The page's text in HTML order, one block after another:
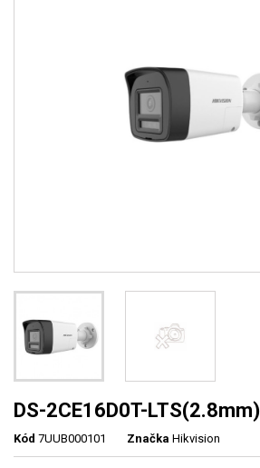
DS-2CE16D0T-LTS(2.8mm)
Kód 7UUB000101 Značka Hikvision